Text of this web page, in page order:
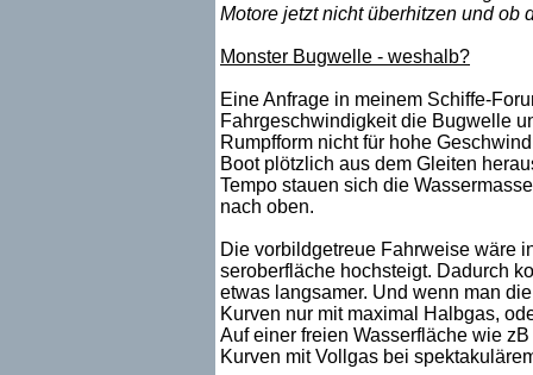
Motore jetzt nicht überhitzen und ob
Monster Bugwelle - weshalb?
Eine Anfrage in meinem Schiffe-
Fahrgeschwindigkeit die Bugwelle
Rumpfform nicht für hohe
Boot plötzlich aus dem Gleiten
Tempo stauen sich die
nach oben.
Die vorbildgetreue Fahrweise wäre
seroberfläche hochsteigt. Dadurch
etwas langsamer. Und wenn man
Kurven nur mit maximal Halbgas,
Auf einer freien Wasserfläche wie
Kurven mit Vollgas bei